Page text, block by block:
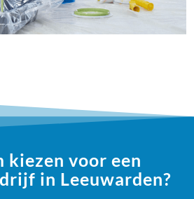
kiezen voor een
in Leeuwarden?